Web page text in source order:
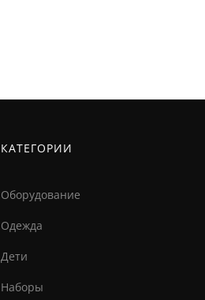
КАТЕГОРИИ
Оборудование
Одежда
Дети
Наборы